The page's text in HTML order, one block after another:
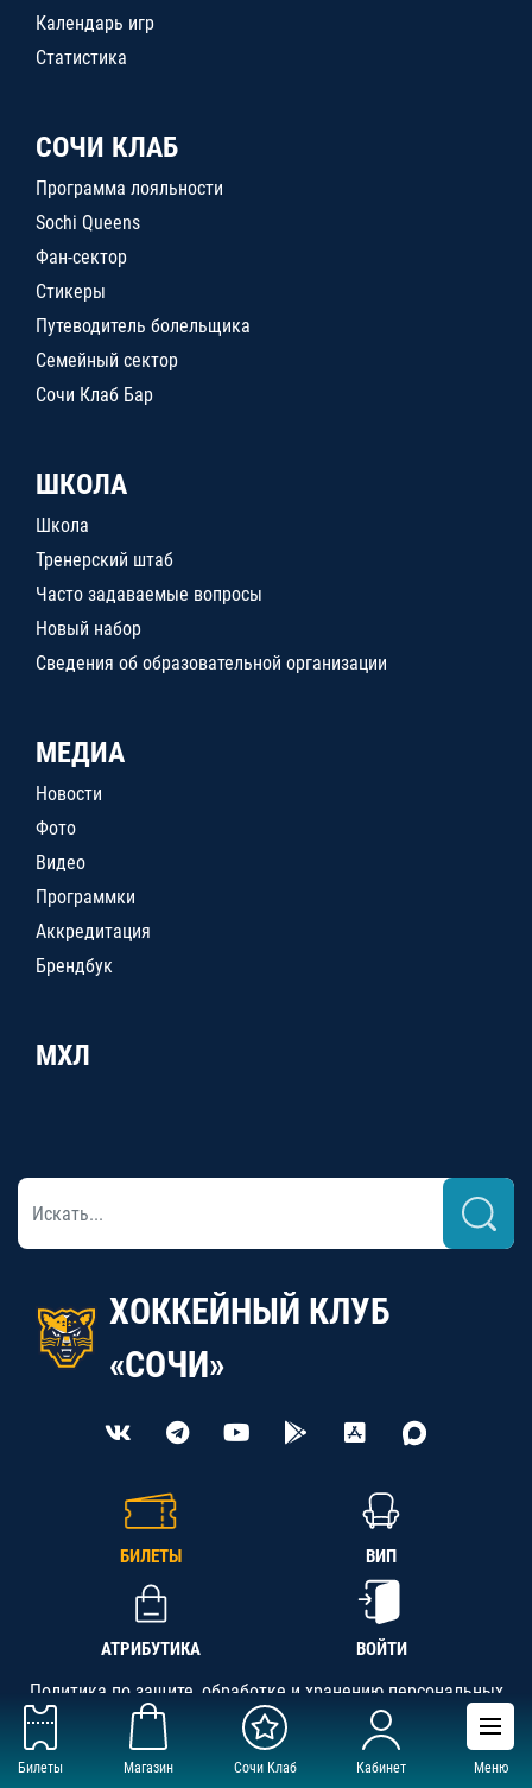
Билеты Магазин Сочи Клаб Кабинет Меню
Календарь игр
Статистика
СОЧИ КЛАБ
Программа лояльности
Sochi Queens
Фан-сектор
Стикеры
Путеводитель болельщика
Семейный сектор
Сочи Клаб Бар
ШКОЛА
Школа
Тренерский штаб
Часто задаваемые вопросы
Новый набор
Сведения об образовательной организации
МЕДИА
Новости
Фото
Видео
Программки
Аккредитация
Брендбук
МХЛ
ХОККЕЙНЫЙ КЛУБ
«СОЧИ»
БИЛЕТЫ ВИП
АТРИБУТИКА ВОЙТИ
Политика по защите, обработке и хранению персональных
данных
АНО «СК «Кубань-Регион», ОГРН 1142300002349,